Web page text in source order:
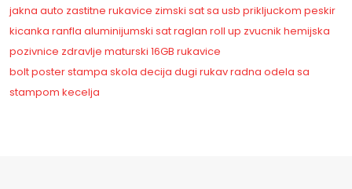
jakna auto zastitne rukavice zimski sat sa usb prikljuckom peskir
kicanka ranfla aluminijumski satraglan roll up zvucnik hemijska
pozivnice zdravlje maturski 16GB rukavice
boltposterstampa skola decija dugi rukavradna odela sa
stampom kecelja